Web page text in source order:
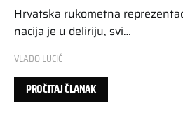
Hrvatska rukometna
nacija je u deliriju, svi…
VLADO LUCIĆ
PROČITAJ ČLANAK